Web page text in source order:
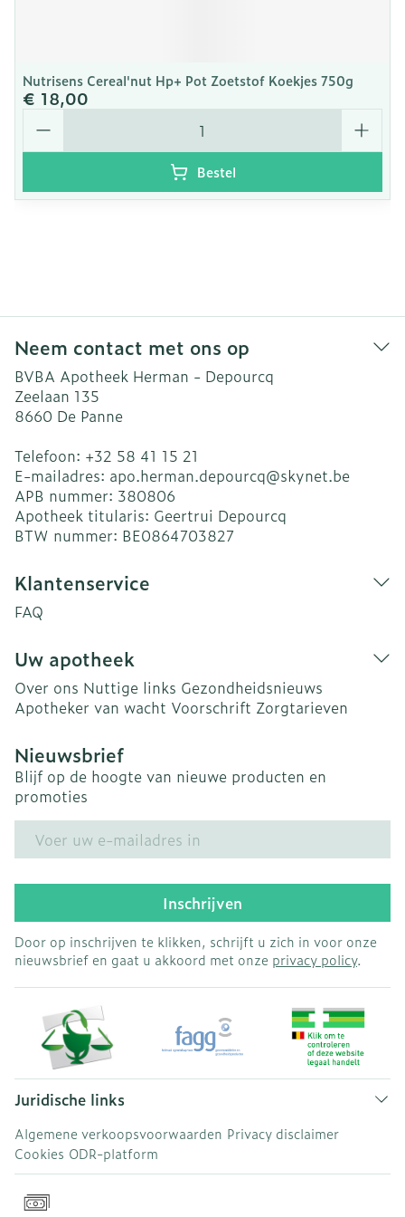
Nutrisens Cereal'nut Hp+ Pot Zoetstof Koekjes 750g
€ 18,00
Aantal
Bestel
Neem contact met ons op
BVBA Apotheek Herman - Depourcq
Zeelaan 135
8660 De Panne
Telefoon: +32 58 41 15 21
E-mailadres: apo.herman.depourcq@skynet.be
APB nummer: 380806
Apotheek titularis: Geertrui Depourcq
BTW nummer: BE0864703827
Klantenservice
FAQ
Uw apotheek
Over ons Nuttige links Gezondheidsnieuws
Apotheker van wacht Voorschrift Zorgtarieven
Nieuwsbrief
Blijf op de hoogte van nieuwe producten en
promoties
Inschrijven
Door op inschrijven te klikken, schrijft u zich in voor onze
nieuwsbrief en gaat u akkoord met onze privacy policy.
Juridische links
Algemene verkoopsvoorwaarden Privacy disclaimer
Cookies ODR-platform